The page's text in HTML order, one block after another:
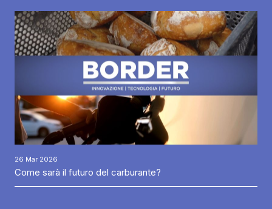
26 Mar 2026
Come sarà il futuro del carburante?